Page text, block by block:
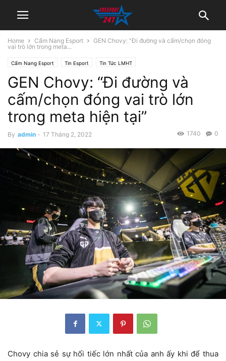
Home Cẩm Nang Esport
GEN Chovy: “Đi đường và cấm/chọn đóng
vai trò lớn trong meta...
Cẩm Nang Esport Tin Esport Tin Tức LMHT
GEN Chovy: “Đi đường và
cấm/chọn đóng vai trò lớn
trong meta hiện tại”
By admin - 17 Tháng 2, 2022 0
1740
Chovy chia sẻ sự hối tiếc lớn nhất của anh ấy khi để thua